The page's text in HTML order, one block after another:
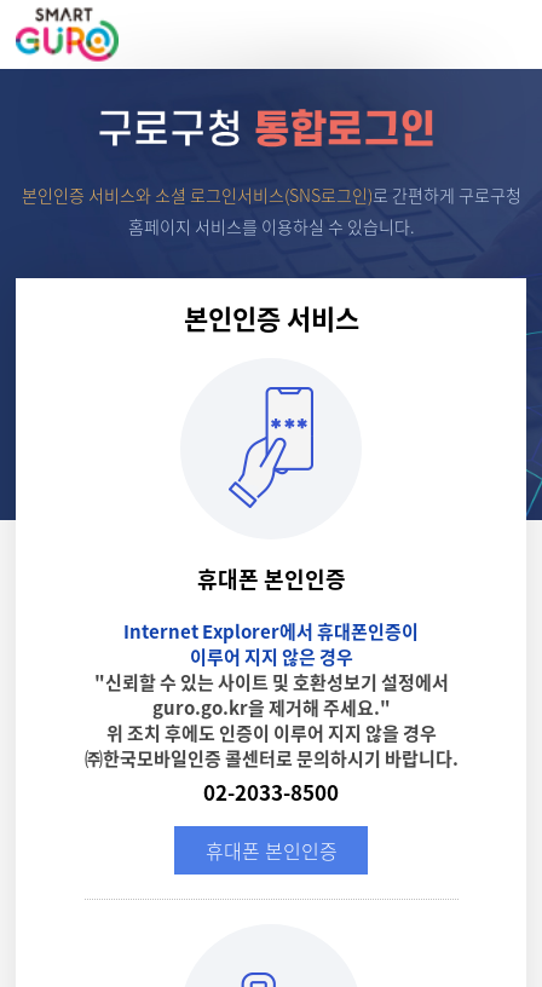
본인인증 서비스와 소셜 로그인서비스(SNS로그인)로 간편하게 구로구청
홈페이지 서비스를 이용하실 수 있습니다.
본인인증 서비스
휴대폰 본인인증
Internet Explorer에서 휴대폰인증이
이루어 지지 않은 경우
"신뢰할 수 있는 사이트 및 호환성보기 설정에서
guro.go.kr을 제거해 주세요."
위 조치 후에도 인증이 이루어 지지 않을 경우
㈜한국모바일인증 콜센터로 문의하시기 바랍니다.
02-2033-8500
휴대폰 본인인증